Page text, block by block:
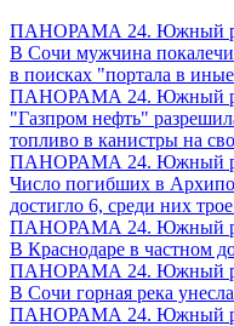
ПАНОРАМА 24. Южный
В Сочи мужчина
в поисках "портала в
ПАНОРАМА 24. Южный
"Газпром нефть"
топливо в канистры на
ПАНОРАМА 24. Южный
Число погибших в
достигло 6, среди них
ПАНОРАМА 24. Южный
В Краснодаре в частном
ПАНОРАМА 24. Южный
В Сочи горная река
ПАНОРАМА 24. Южный